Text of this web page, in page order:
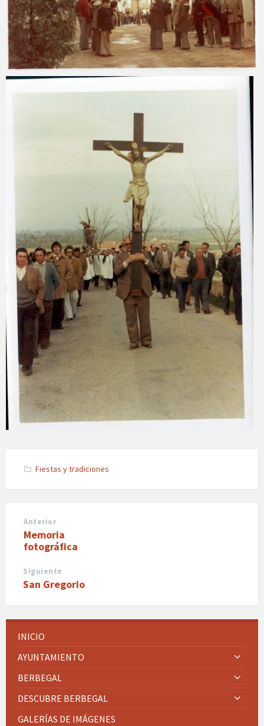
Fiestas y tradiciones
Anterior
Memoria
fotográfica
Siguiente
San Gregorio
INICIO
AYUNTAMIENTO
BERBEGAL
DESCUBRE BERBEGAL
GALERÍAS DE IMÁGENES